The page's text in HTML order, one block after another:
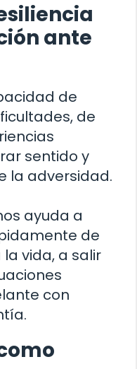
ante
de
de
sentido y
la adversidad.
ayuda a
de
vida, a salir
con